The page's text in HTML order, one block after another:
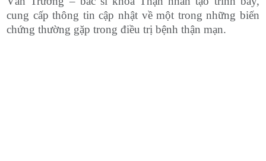
cung cấp thông tin cập nhật về một trong những biến
chứng thường gặp trong điều trị bệnh thận mạn.